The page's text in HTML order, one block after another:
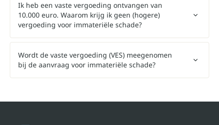
Ik heb een vaste vergoeding ontvangen van
10.000 euro. Waarom krijg ik geen (hogere)
vergoeding voor immateriële schade?
Wordt de vaste vergoeding (VES) meegenomen
bij de aanvraag voor immateriële schade?